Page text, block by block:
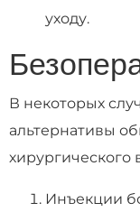
уходу.
В некоторых
альтернативы
Инъекции